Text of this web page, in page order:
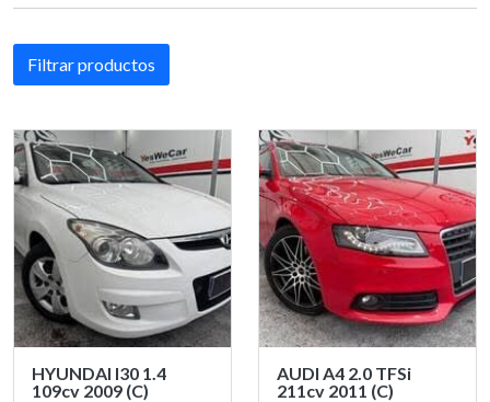
Filtrar productos
HYUNDAI I30 1.4
109cv 2009 (C)
AUDI A4 2.0 TFSi
211cv 2011 (C)